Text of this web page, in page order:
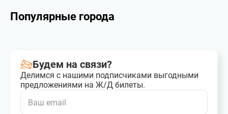
Популярные города
Будем на связи?
Делимся с нашими подписчиками выгодными
предложениями на Ж/Д билеты.